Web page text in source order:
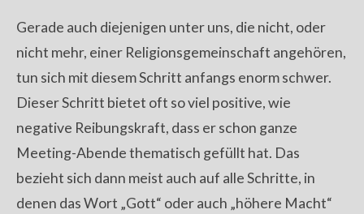
Gerade auch diejenigen unter uns, die nicht, oder
nicht mehr, einer Religionsgemeinschaft angehören,
tun sich mit diesem Schritt anfangs enorm schwer.
Dieser Schritt bietet oft so viel positive, wie
negative Reibungskraft, dass er schon ganze
Meeting-Abende thematisch gefüllt hat. Das
bezieht sich dann meist auch auf alle Schritte, in
denen das Wort „Gott“ oder auch „höhere Macht“